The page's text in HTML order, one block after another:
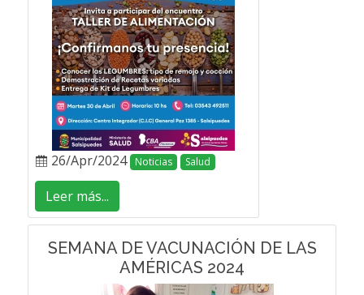
26/Apr/2024 Noticias Salud
Leer más...
SEMANA DE VACUNACIÓN DE LAS
AMÉRICAS 2024